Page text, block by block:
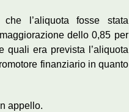
l’aliquota fosse stata
dello 0,85 per
quali era prevista l’aliquota
finanziario in quanto
appello.